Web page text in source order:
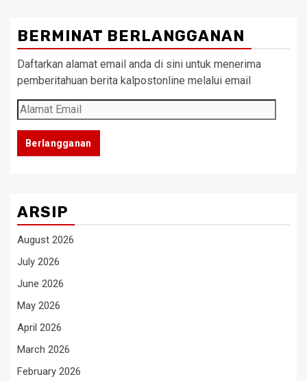
BERMINAT BERLANGGANAN
Daftarkan alamat email anda di sini untuk menerima
pemberitahuan berita kalpostonline melalui email
Alamat
Email
Berlangganan
ARSIP
August 2026
July 2026
June 2026
May 2026
April 2026
March 2026
February 2026